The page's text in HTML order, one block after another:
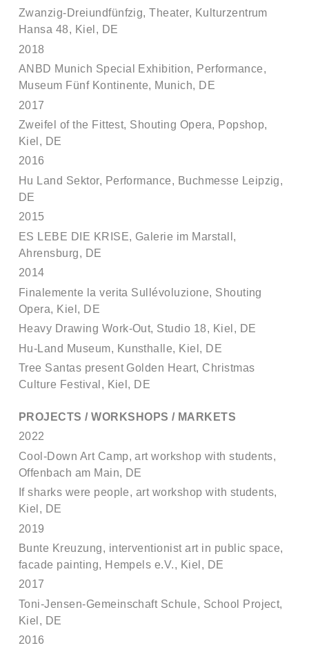
Zwanzig-Dreiundfünfzig, Theater, Kulturzentrum
Hansa 48, Kiel, DE
2018
ANBD Munich Special Exhibition, Performance,
Museum Fünf Kontinente, Munich, DE
2017
Zweifel of the Fittest, Shouting Opera, Popshop,
Kiel, DE
2016
Hu Land Sektor, Performance, Buchmesse Leipzig,
DE
2015
ES LEBE DIE KRISE, Galerie im Marstall,
Ahrensburg, DE
2014
Finalemente la verita Sullévoluzione, Shouting
Opera, Kiel, DE
Heavy Drawing Work-Out, Studio 18, Kiel, DE
Hu-Land Museum, Kunsthalle, Kiel, DE
Tree Santas present Golden Heart, Christmas
Culture Festival, Kiel, DE
PROJECTS / WORKSHOPS / MARKETS
2022
Cool-Down Art Camp, art workshop with students,
Offenbach am Main, DE
If sharks were people, art workshop with students,
Kiel, DE
2019
Bunte Kreuzung, interventionist art in public space,
facade painting, Hempels e.V., Kiel, DE
2017
Toni-Jensen-Gemeinschaft Schule, School Project,
Kiel, DE
2016